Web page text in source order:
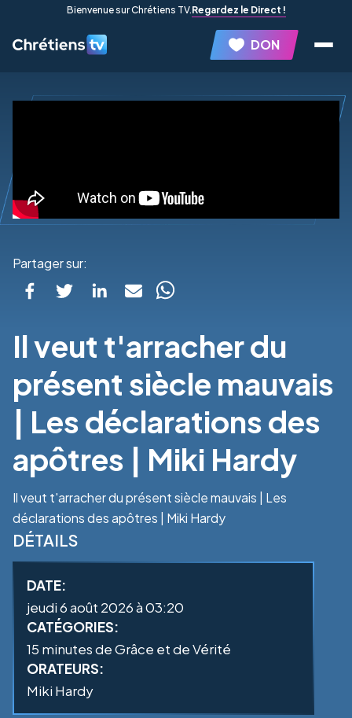
Bienvenue sur Chrétiens TV.Regardez le Direct !
DON
Partager sur:
Il veut t'arracher du
présent siècle mauvais
| Les déclarations des
apôtres | Miki Hardy
Il veut t'arracher du présent siècle mauvais | Les
déclarations des apôtres | Miki Hardy
DÉTAILS
DATE:
jeudi 6 août 2026 à 03:20
CATÉGORIES:
15 minutes de Grâce et de Vérité
ORATEURS:
Miki Hardy